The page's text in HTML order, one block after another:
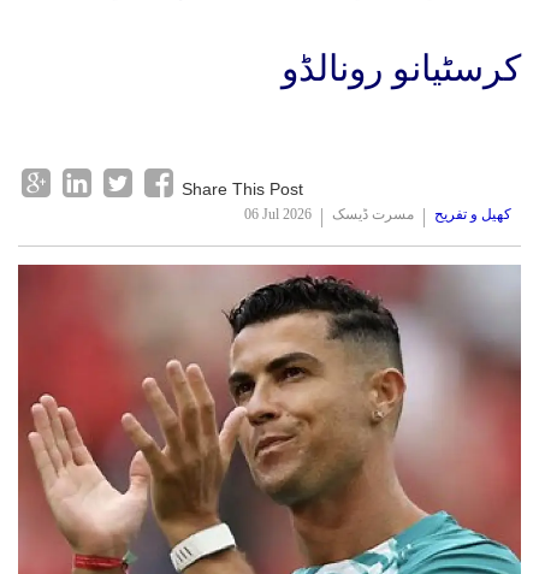
کرسٹیانو رونالڈو
Share This Post
06 Jul 2026 مسرت ڈیسک کھیل و تفریح